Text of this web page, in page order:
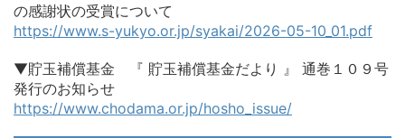
の感謝状の受賞について
https://www.s-yukyo.or.jp/syakai/2026-05-10_01.pdf
▼貯玉補償基金 『 貯玉補償基金だより 』 通巻１０９号
発行のお知らせ
https://www.chodama.or.jp/hosho_issue/